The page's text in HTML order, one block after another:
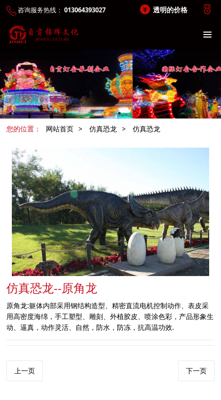
咨询服务热线： 013064393027 透明的价格
您的位置： 网站首页 > 仿真恐龙 > 仿真恐龙
仿真恐龙--原角龙
原角龙:躯体内部采用钢结构造型、精密直流电机控制动作、表皮采
用高密度海绵，手工塑型、雕刻、外植胶皮、喷涂色彩，产品形象生
动、逼真，动作灵活、自然，防水，防冻，抗高温功效.
上一页 下一页